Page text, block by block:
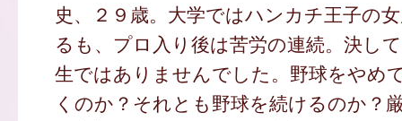
史、２９歳。大学ではハンカチ王子の
るも、プロ入り後は苦労の連続。決し
生ではありませんでした。野球をやめ
くのか？それとも野球を続けるのか？